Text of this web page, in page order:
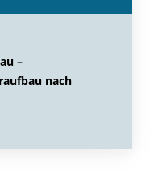
–
nach